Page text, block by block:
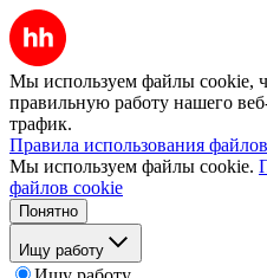
Мы используем файлы cookie,
правильную работу нашего
трафик.
Правила использования
Мы используем файлы cookie.
файлов cookie
Понятно
Ищу работу